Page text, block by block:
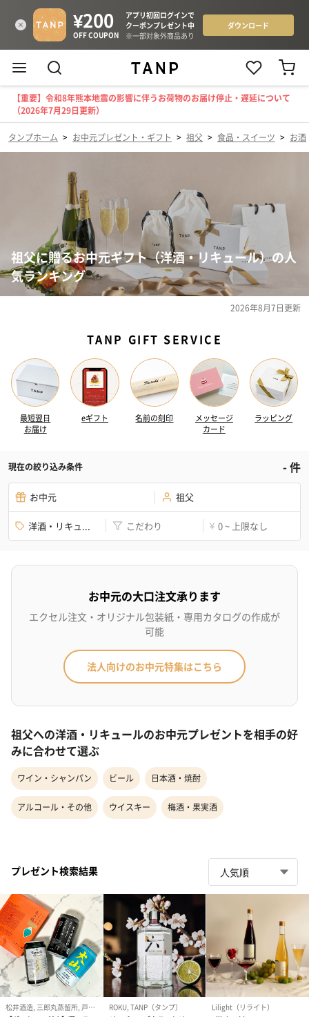
【重要】令和8年熊本地震の影響に伴うお荷物のお届け停止・遅延について
（2026年7月29日更新）
タンプホーム > お中元プレゼント・ギフト > 祖父 > 食品・スイーツ > お酒
祖父に贈るお中元ギフト（洋酒・リキュール）の人
気ランキング
2026年8月7日更新
TANP GIFT SERVICE
最短翌日
お届け
eギフト 名前の刻印
メッセージ
カード
ラッピング
現在の絞り込み条件 -件
お中元 祖父
洋酒・リキュ... こだわり ¥ 0 ~ 上限なし
お中元の大口注文承ります
エクセル注文・オリジナル包装紙・専用カタログの作成が
可能
法人向けのお中元特集はこちら
祖父への洋酒・リキュールのお中元プレゼントを相手の好
みに合わせて選ぶ
ワイン・シャンパン ビール 日本酒・焼酎
アルコール・その他 ウイスキー 梅酒・果実酒
プレゼント検索結果